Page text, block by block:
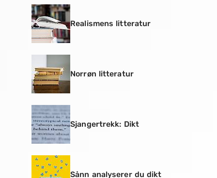
Realismens litteratur
Norrøn litteratur
Sjangertrekk: Dikt
Sånn analyserer du dikt